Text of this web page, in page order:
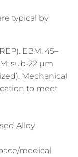
typical by
EBM: 45–
sub‑22 µm
Mechanical
to meet
Alloy
medical